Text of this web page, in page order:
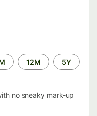
12M 5Y
no sneaky mark-up